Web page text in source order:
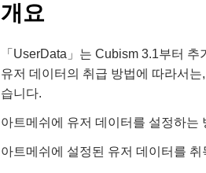
개요
「UserData」는 Cubism 3.1부터
유저 데이터의 취급 방법에 따라서
습니다.
아트메쉬에 유저 데이터를 설정하는
아트메쉬에 설정된 유저 데이터를